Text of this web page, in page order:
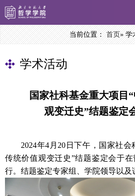
当前位置：首页» 学
学术活动
国家社科基金重大项目
观变迁史”结题鉴定
2024年4月20日下午，国家社
传统价值观变迁史”结题鉴定会于
行。结题鉴定专家组、学院领导以及